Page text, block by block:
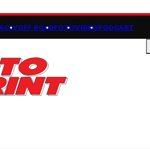
CIVOFF ROADFOTOVIDEOPODCAST